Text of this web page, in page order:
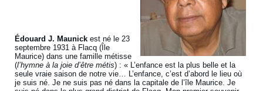
Édouard J. Maunick est né le 23
septembre 1931 à Flacq (Île
Maurice) dans une famille métisse
(l’hymne à la joie d’être métis) : « L’enfance est la plus belle et la
seule vraie saison de notre vie… L’enfance, c’est d’abord le lieu où
je suis né. Je ne suis pas né dans la capitale de l’île Maurice. Je